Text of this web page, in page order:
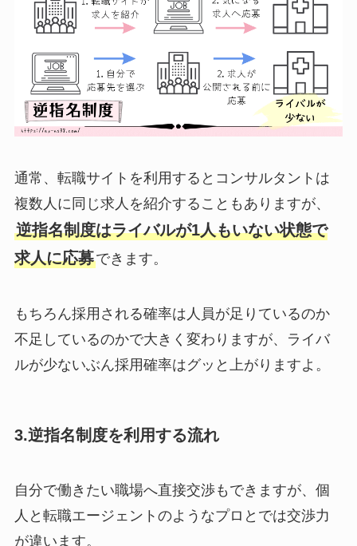
通常、転職サイトを利用するとコンサルタントは
複数人に同じ求人を紹介することもありますが、
逆指名制度はライバルが1人もいない状態で
求人に応募できます。
もちろん採用される確率は人員が足りているのか
不足しているのかで大きく変わりますが、ライバ
ルが少ないぶん採用確率はグッと上がりますよ。
3.逆指名制度を利用する流れ
自分で働きたい職場へ直接交渉もできますが、個
人と転職エージェントのようなプロとでは交渉力
が違います。